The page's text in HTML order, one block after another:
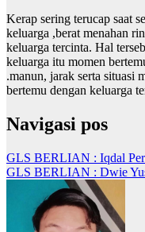
Kerap sering terucap saat
keluarga ,berat menahan
keluarga tercinta. Hal
keluarga itu momen
.manun, jarak serta situasi
bertemu dengan keluarga
Navigasi pos
GLS BERLIAN : Iqdal
GLS BERLIAN : Dwie